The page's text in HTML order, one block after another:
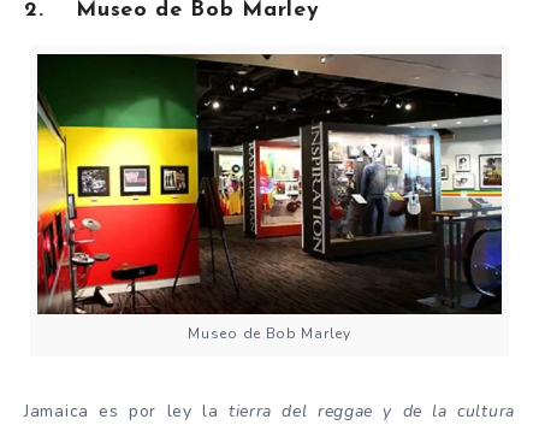
2. Museo de Bob Marley
Museo de Bob Marley
Jamaica es por ley la tierra del reggae y de la cultura